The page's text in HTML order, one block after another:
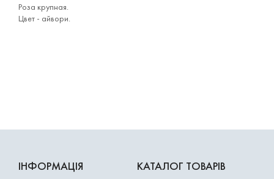
Роза крупная.
Цвет - айвори.
ІНФОРМАЦІЯ КАТАЛОГ ТОВАРІВ